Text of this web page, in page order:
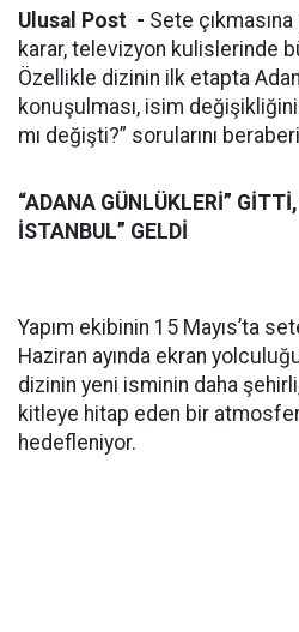
Ulusal Post - Sete
karar, televizyon kulislerinde
Özellikle dizinin ilk etapta
konuşulması, isim
mı değişti?” sorularını
“ADANA GÜNLÜKLERİ”
İSTANBUL” GELDİ
Yapım ekibinin 15 Mayıs’ta
Haziran ayında ekran
dizinin yeni isminin daha
kitleye hitap eden bir
hedefleniyor.